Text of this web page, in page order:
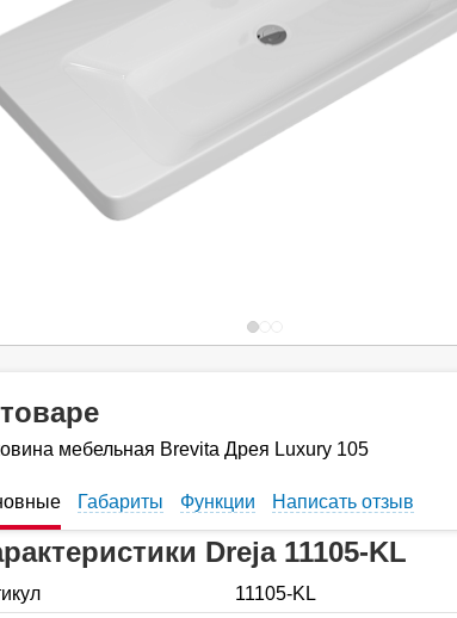
мебельная Brevita Дрея Luxury 105
Габариты Функции Написать отзыв
Dreja 11105-KL
11105-KL